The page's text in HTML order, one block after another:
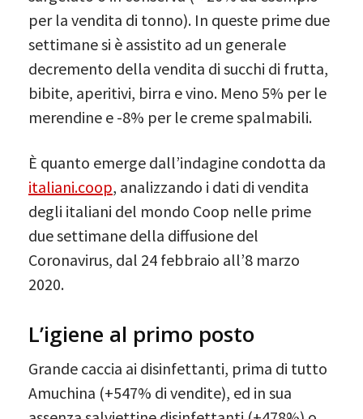
per la vendita di tonno). In queste prime due
settimane si è assistito ad un generale
decremento della vendita di succhi di frutta,
bibite, aperitivi, birra e vino. Meno 5% per le
merendine e -8% per le creme spalmabili.
È quanto emerge dall’indagine condotta da
italiani.coop, analizzando i dati di vendita
degli italiani del mondo Coop nelle prime
due settimane della diffusione del
Coronavirus, dal 24 febbraio all’8 marzo
2020.
L’igiene al primo posto
Grande caccia ai disinfettanti, prima di tutto
Amuchina (+547% di vendite), ed in sua